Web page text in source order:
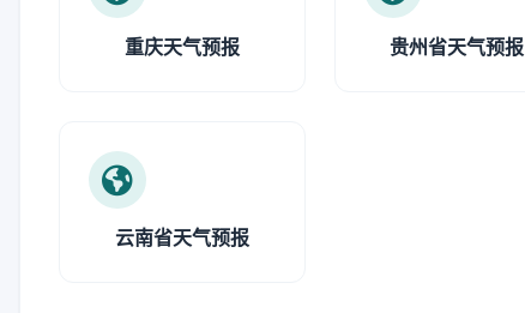
重庆天气预报 贵州省天气预报
云南省天气预报